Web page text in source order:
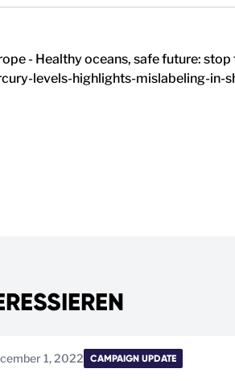
- Healthy oceans, safe future:
levels-highlights-mislabeling-in-
1, 2022 CAMPAIGN UPDATE